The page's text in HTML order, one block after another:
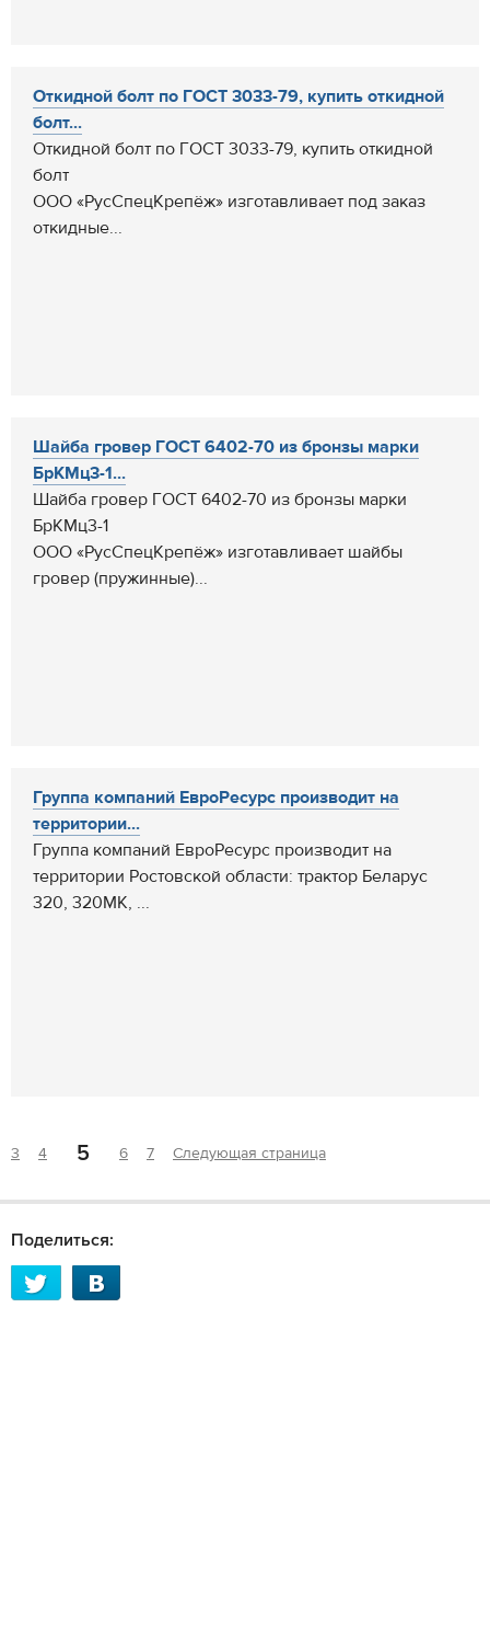
Откидной болт по ГОСТ 3033-79, купить откидной
болт...
Откидной болт по ГОСТ 3033-79, купить откидной
болт
ООО «РусСпецКрепёж» изготавливает под заказ
откидные...
Шайба гровер ГОСТ 6402-70 из бронзы марки
БрКМц3-1...
Шайба гровер ГОСТ 6402-70 из бронзы марки
БрКМц3-1
ООО «РусСпецКрепёж» изготавливает шайбы
гровер (пружинные)...
Группа компаний ЕвроРесурс производит на
территории...
Группа компаний ЕвроРесурс производит на
территории Ростовской области: трактор Беларус
320, 320МК, ...
3 4 5 6 7 Следующая страница
Поделиться: